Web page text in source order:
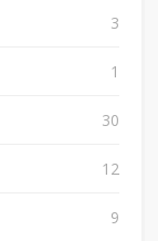
3
1
30
12
9